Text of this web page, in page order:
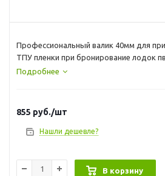
Профессиональный валик 40мм для
ТПУ пленки при бронирование лодок
Подробнее
855 руб./шт
Нашли дешевле?
В корзину